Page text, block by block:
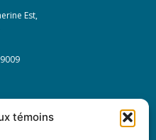
témoins
Est,